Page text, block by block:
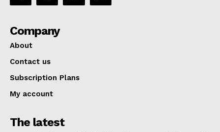
Company
About
Contact us
Subscription Plans
My account
The latest